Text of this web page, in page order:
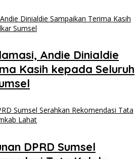
Andie Dinialdie
Kasih kepada Seluruh
DPRD Sumsel